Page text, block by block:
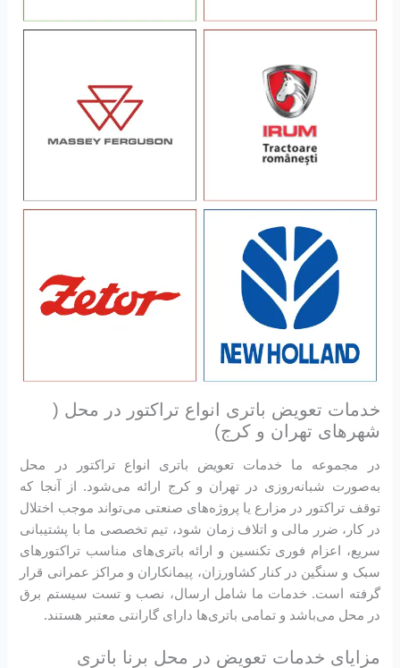
خدمات تعویض باتری انواع تراکتور در محل (
شهر‌های تهران و کرج)
در مجموعه ما خدمات تعویض باتری انواع تراکتور در محل
به‌صورت شبانه‌روزی در تهران و کرج ارائه می‌شود. از آنجا که
توقف تراکتور در مزارع یا پروژه‌های صنعتی می‌تواند موجب اختلال
در کار، ضرر مالی و اتلاف زمان شود، تیم تخصصی ما با پشتیبانی
سریع، اعزام فوری تکنسین و ارائه باتری‌های مناسب تراکتورهای
سبک و سنگین در کنار کشاورزان، پیمانکاران و مراکز عمرانی قرار
گرفته است. خدمات ما شامل ارسال، نصب و تست سیستم برق
در محل می‌باشد و تمامی باتری‌ها دارای گارانتی معتبر هستند.
مزایای خدمات تعویض در محل برنا باتری